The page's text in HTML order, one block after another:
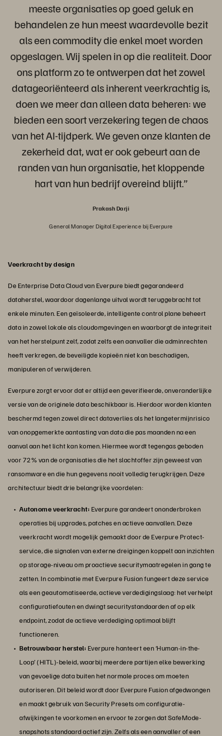
meeste organisaties op goed geluk en
behandelen ze hun meest waardevolle bezit
als een commodity die enkel moet worden
opgeslagen. Wij spelen in op die realiteit. Door
ons platform zo te ontwerpen dat het zowel
datageoriënteerd als inherent veerkrachtig is,
doen we meer dan alleen data beheren: we
bieden een soort verzekering tegen de chaos
van het AI-tijdperk. We geven onze klanten de
zekerheid dat, wat er ook gebeurt aan de
randen van hun organisatie, het kloppende
hart van hun bedrijf overeind blijft.”
Prakash Darji
General Manager Digital Experience bij Everpure
Veerkracht by design
De Enterprise Data Cloud van Everpure biedt gegarandeerd
dataherstel, waardoor dagenlange uitval wordt teruggebracht tot
enkele minuten. Een geïsoleerde, intelligente control plane beheert
data in zowel lokale als cloudomgevingen en waarborgt de integriteit
van het herstelpunt zelf, zodat zelfs een aanvaller die adminrechten
heeft verkregen, de beveiligde kopieën niet kan beschadigen,
manipuleren of verwijderen.
Everpure zorgt ervoor dat er altijd een geverifieerde, onveranderlijke
versie van de originele data beschikbaar is. Hierdoor worden klanten
beschermd tegen zowel direct dataverlies als het langetermijnrisico
van onopgemerkte aantasting van data die pas maanden na een
aanval aan het licht kan komen. Hiermee wordt tegengas geboden
voor 72% van de organisaties die het slachtoffer zijn geweest van
ransomware en die hun gegevens nooit volledig terugkrijgen. Deze
architectuur biedt drie belangrijke voordelen:
Autonome veerkracht: Everpure garandeert ononderbroken
operaties bij upgrades, patches en actieve aanvallen. Deze
veerkracht wordt mogelijk gemaakt door de Everpure Protect-
service, die signalen van externe dreigingen koppelt aan inzichten
op storage-niveau om proactieve securitymaatregelen in gang te
zetten. In combinatie met Everpure Fusion fungeert deze service
als een geautomatiseerde, actieve verdedigingslaag: het verhelpt
configuratiefouten en dwingt securitystandaarden af op elk
endpoint, zodat de actieve verdediging optimaal blijft
functioneren.
Betrouwbaar herstel: Everpure hanteert een ‘Human-in-the-
Loop’ (HITL)-beleid, waarbij meerdere partijen elke bewerking
van gevoelige data buiten het normale proces om moeten
autoriseren. Dit beleid wordt door Everpure Fusion afgedwongen
en maakt gebruik van Security Presets om configuratie-
afwijkingen te voorkomen en ervoor te zorgen dat SafeMode-
snapshots standaard actief zijn. Zelfs als een aanvaller of een